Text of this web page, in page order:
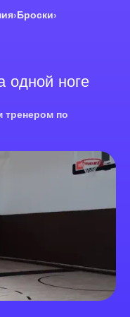
›Броски›
одной ноге
тренером по